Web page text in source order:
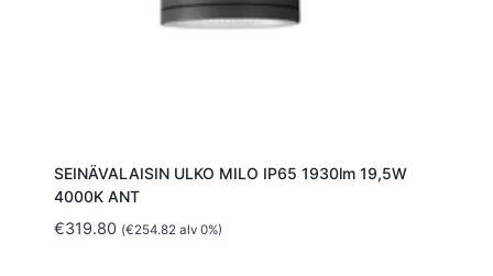
SEINÄVALAISIN ULKO MILO IP65 1930lm 19,5W
4000K ANT
€319.80 (€254.82 alv 0%)